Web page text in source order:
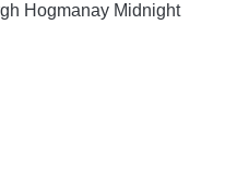
Hogmanay Midnight